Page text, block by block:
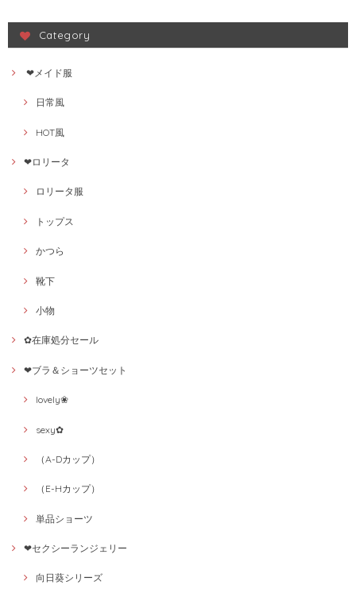
Category
❤メイド服
日常風
HOT風
❤ロリータ
ロリータ服
トップス
かつら
靴下
小物
✿在庫処分セール
❤ブラ＆ショーツセット
lovely❀
sexy✿
（A-Dカップ）
（E-Hカップ）
単品ショーツ
❤セクシーランジェリー
向日葵シリーズ